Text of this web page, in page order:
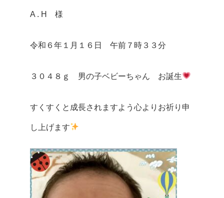
A . H 様
令和６年１月１６日 午前７時３３分
３０４８ｇ 男の子ベビーちゃん お誕生
すくすくと成長されますよう心よりお祈り申
し上げます